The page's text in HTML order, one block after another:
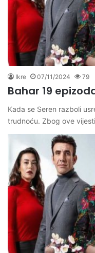
Ikre 07/11/2024 79
Bahar 19
Kada se Seren razboli
trudnoću. Zbog ove